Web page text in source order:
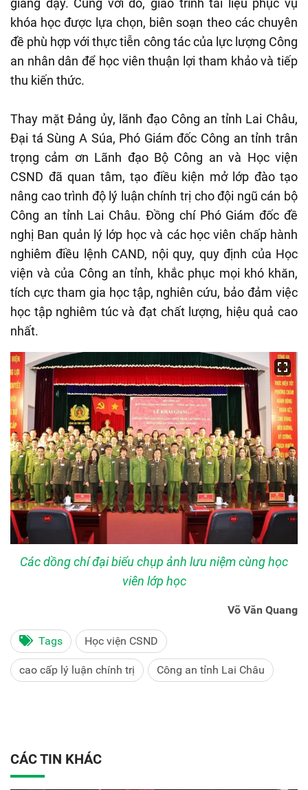
giảng dạy. Cùng vơi đó, giáo trình tài liệu phục vụ
khóa học được lựa chọn, biên soạn theo các chuyên
đề phù hợp với thực tiễn công tác của lực lượng Công
an nhân dân để học viên thuận lợi tham khảo và tiếp
thu kiến thức.
Thay mặt Đảng ủy, lãnh đạo Công an tỉnh Lai Châu,
Đại tá Sùng A Súa, Phó Giám đốc Công an tỉnh trân
trọng cảm ơn Lãnh đạo Bộ Công an và Học viện
CSND đã quan tâm, tạo điều kiện mở lớp đào tạo
nâng cao trình độ lý luận chính trị cho đội ngũ cán bộ
Công an tỉnh Lai Châu. Đồng chí Phó Giám đốc đề
nghị Ban quản lý lớp học và các học viên chấp hành
nghiêm điều lệnh CAND, nội quy, quy định của Học
viện và của Công an tỉnh, khắc phục mọi khó khăn,
tích cực tham gia học tập, nghiên cứu, bảo đảm việc
học tập nghiêm túc và đạt chất lượng, hiệu quả cao
nhất.
Các dồng chí đại biểu chụp ảnh lưu niệm cùng học
viên lớp học
Võ Văn Quang
Tags Học viện CSND
cao cấp lý luận chính trị Công an tỉnh Lai Châu
CÁC TIN KHÁC